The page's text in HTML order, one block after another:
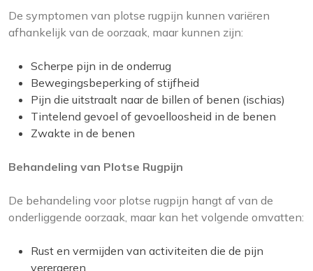
De symptomen van plotse rugpijn kunnen variëren
afhankelijk van de oorzaak, maar kunnen zijn:
Scherpe pijn in de onderrug
Bewegingsbeperking of stijfheid
Pijn die uitstraalt naar de billen of benen (ischias)
Tintelend gevoel of gevoelloosheid in de benen
Zwakte in de benen
Behandeling van Plotse Rugpijn
De behandeling voor plotse rugpijn hangt af van de
onderliggende oorzaak, maar kan het volgende omvatten:
Rust en vermijden van activiteiten die de pijn
verergeren